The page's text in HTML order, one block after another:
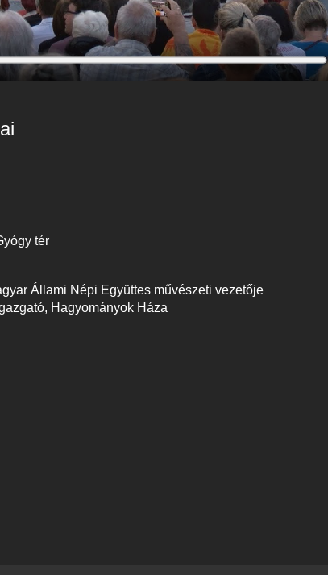
tér
Állami Népi Együttes művészeti vezetője
Hagyományok Háza